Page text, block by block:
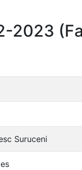
2023
Suruceni